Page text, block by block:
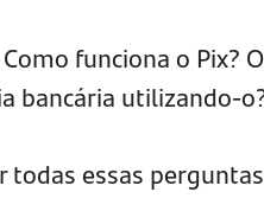
funciona o Pix?
bancária utilizando-
todas essas